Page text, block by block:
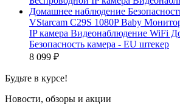
VStarcam C29S 1080P Baby
IP камера Видеонаблюдение WiFi
Безопасность камера - EU штекер
8 099 ₽
Будьте в курсе!
Новости, обзоры и акции